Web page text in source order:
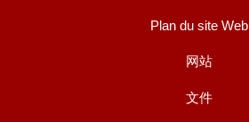
Plan du site Web
网站
文件